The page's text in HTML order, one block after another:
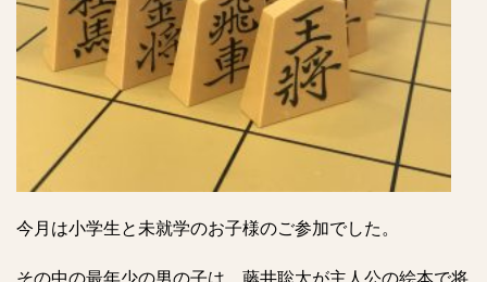
今月は小学生と未就学のお子様のご参加でした。
その中の最年少の男の子は、藤井聡太が主人公の絵本で将